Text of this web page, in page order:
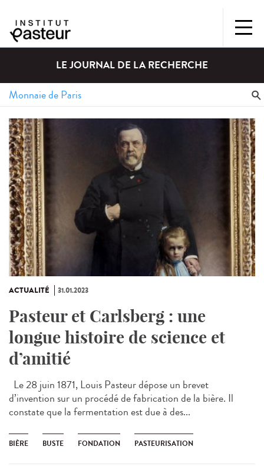
LE JOURNAL DE LA RECHERCHE
ACTUALITÉ 31.01.2023
Pasteur et Carlsberg : une
longue histoire de science et
d’amitié
Le 28 juin 1871, Louis Pasteur dépose un brevet
d’invention sur un procédé de fabrication de la bière. Il
constate que la fermentation est due à des...
BIÈRE BUSTE FONDATION PASTEURISATION